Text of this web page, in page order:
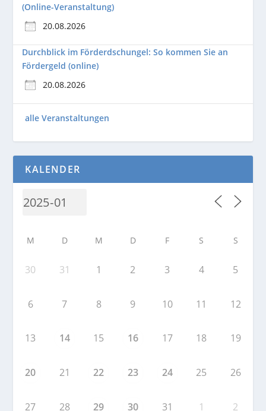
(Online-Veranstaltung)
20.08.2026
Durchblick im Förderdschungel: So kommen Sie an
Fördergeld (online)
20.08.2026
alle Veranstaltungen
KALENDER
M D M D F S S
30 31 1 2 3 4 5
6 7 8 9 10 11 12
13 14 15 16 17 18 19
20 21 22 23 24 25 26
27 28 29 30 31 1 2